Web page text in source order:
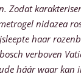
Zodat
nidazea
haar
verboven
háár waar